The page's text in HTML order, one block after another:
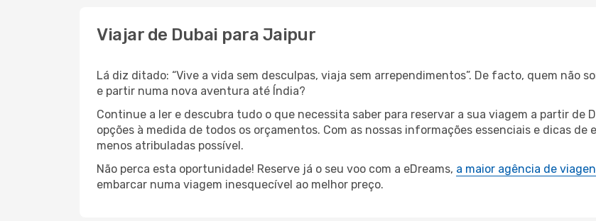
Viajar de Dubai para Jaipur
Lá diz ditado: “Vive a vida sem desculpas, viaja sem arrependimentos”. De facto, quem não
e partir numa nova aventura até Índia?
Continue a ler e descubra tudo o que necessita saber para reservar a sua viagem a partir de
opções à medida de todos os orçamentos. Com as nossas informações essenciais e dicas de
menos atribuladas possível.
Não perca esta oportunidade! Reserve já o seu voo com a eDreams, a maior agência de
embarcar numa viagem inesquecível ao melhor preço.